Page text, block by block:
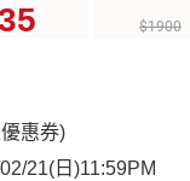
$1900
惠券)
21(日)11:59PM